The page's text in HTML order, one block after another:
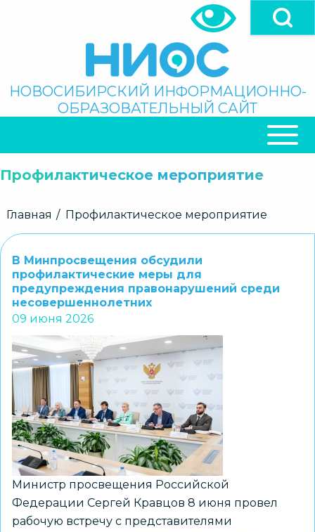
Поиск
НОВОСИБИРСКИЙ ИНФОРМАЦИОННО-
ОБРАЗОВАТЕЛЬНЫЙ САЙТ
НАВИГАЦИЯ
Профилактическое мероприятие
Строка
Главная Профилактическое мероприятие
В Минпросвещения обсудили
профилактические меры для
предупреждения правонарушений среди
несовершеннолетних
09 июня 2026
Министр просвещения Российской
Федерации Сергей Кравцов 8 июня провел
рабочую встречу с представителями